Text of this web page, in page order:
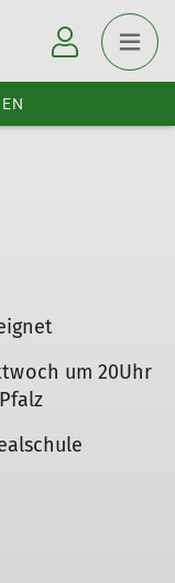
um 20Uhr